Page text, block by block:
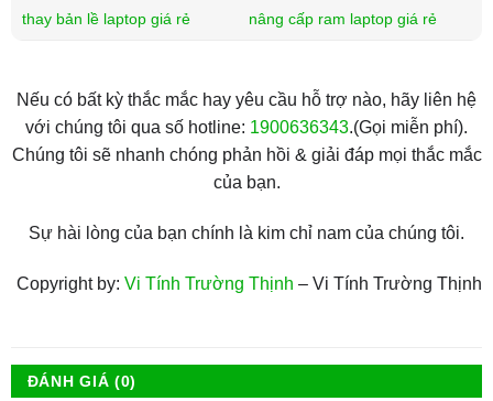
thay bản lề laptop giá rẻ nâng cấp ram laptop giá rẻ
Nếu có bất kỳ thắc mắc hay yêu cầu hỗ trợ nào, hãy liên hệ
với chúng tôi qua số hotline: 1900636343.(Gọi miễn phí).
Chúng tôi sẽ nhanh chóng phản hồi & giải đáp mọi thắc mắc
của bạn.
Sự hài lòng của bạn chính là kim chỉ nam của chúng tôi.
Copyright by:Vi Tính Trường Thịnh – Vi Tính Trường Thịnh
ĐÁNH GIÁ (0)